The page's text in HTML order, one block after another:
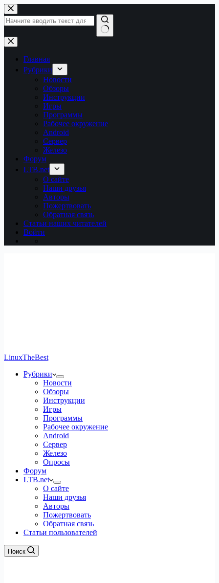
Перейти
к
сути
Ничего
не
найденоГлавная
Рубрики
Новости
Обзоры
Инструкции
Игры
Программы
Рабочее окружение
Android
Сервер
Железо
Форум
LTB.net
О сайте
Наши друзья
Авторы
Пожертвовать
Обратная связь
Статьи наших читателей
Войти
LinuxTheBest
Рубрики
Новости
Обзоры
Инструкции
Игры
Программы
Рабочее окружение
Android
Сервер
Железо
Опросы
Форум
LTB.net
О сайте
Наши друзья
Авторы
Пожертвовать
Обратная связь
Статьи пользователей
Поиск